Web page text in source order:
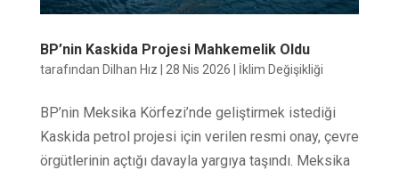
BP’nin Kaskida Projesi Mahkemelik Oldu
tarafından Dilhan Hız 28 Nis 2026 İklim Değişikliği
BP’nin Meksika Körfezi’nde geliştirmek istediği
Kaskida petrol projesi için verilen resmi onay, çevre
örgütlerinin açtığı davayla yargıya taşındı. Meksika